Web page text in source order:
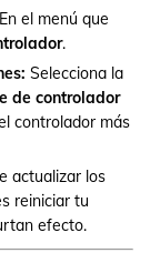
En el menú que
.
Selecciona la
de controlador
controlador más
actualizar los
reiniciar tu
efecto.